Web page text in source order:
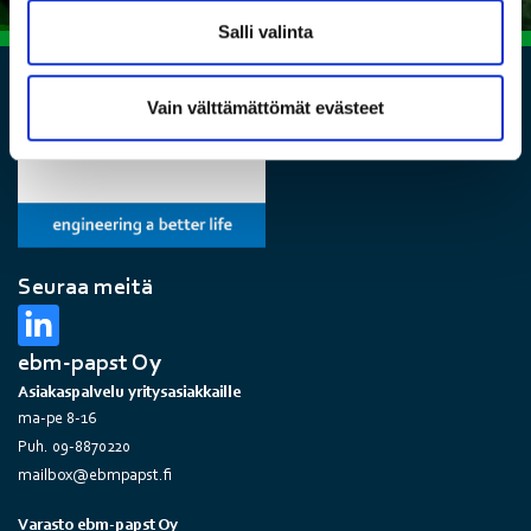
Salli valinta
Vain välttämättömät evästeet
Seuraa meitä
ebm-papst Oy
Asiakaspalvelu yritysasiakkaille
ma-pe 8-16
Puh. 09-8870220
mailbox@ebmpapst.fi
Varasto ebm-papst Oy